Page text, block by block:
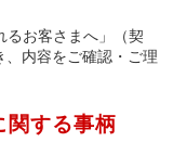
るお客さまへ」（契
内容をご確認・ご理
関する事柄